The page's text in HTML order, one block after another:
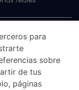
para
sobre
de tus
páginas